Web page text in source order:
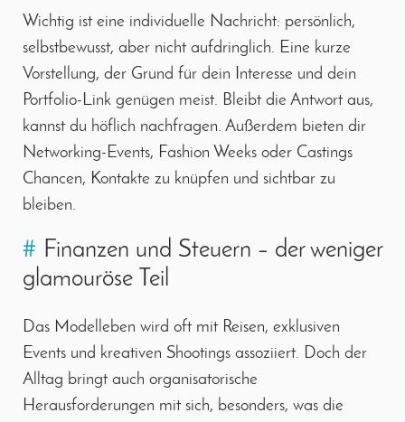
Wichtig ist eine individuelle Nachricht: persönlich,
selbstbewusst, aber nicht aufdringlich. Eine kurze
Vorstellung, der Grund für dein Interesse und dein
Portfolio-Link genügen meist. Bleibt die Antwort aus,
kannst du höflich nachfragen. Außerdem bieten dir
Networking-Events, Fashion Weeks oder Castings
Chancen, Kontakte zu knüpfen und sichtbar zu
bleiben.
# Finanzen und Steuern – der weniger
glamouröse Teil
Das Modelleben wird oft mit Reisen, exklusiven
Events und kreativen Shootings assoziiert. Doch der
Alltag bringt auch organisatorische
Herausforderungen mit sich, besonders, was die